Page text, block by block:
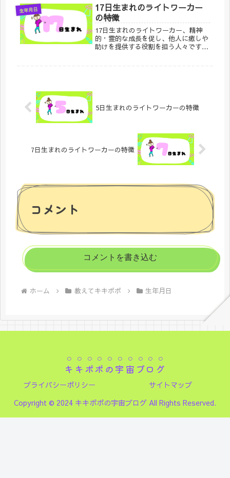
人々に関連しています。深い直感力と
霊的な洞察力を持ち、周囲の人々に光
と癒しをもたらす力を持っています。
生年月日
17日生まれのライトワーカー
の特徴
17日生まれのライトワーカー、精神
的・霊的な成長を促し、他人に癒しや
助けを提供する役割を担う人々です。
5日生まれのライトワーカーの特徴
7日生まれのライトワーカーの特徴
コメント
コメントを書き込む
ホーム 教えてキキポポ 生年月日
キキポポの宇宙ブログ
プライバシーポリシー
サイトマップ
Copyright © 2024 キキポポの宇宙ブログ All Rights Reserved.